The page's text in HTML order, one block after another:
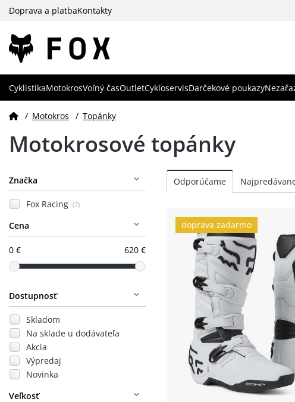
Doprava a platbaKontakty
CyklistikaMotokrosVoľný časOutletCykloservisDarčekové poukazy
/ Motokros / Topánky
Motokrosové topánky
Značka
Fox Racing (7)
Cena
0 € 620 €
Dostupnosť
Skladom
Na sklade u dodávateľa
Akcia
Výpredaj
Novinka
Veľkosť
doprava zadarmo